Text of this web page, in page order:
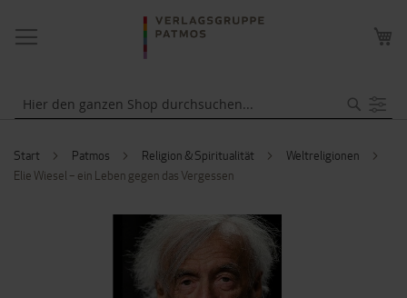
NAVIGATION
UMSCHALTEN
Start Patmos Religion & Spiritualität
Weltreligionen
Elie Wiesel – ein Leben gegen das Vergessen
ZUM
ENDE
BILDERGALERIE
SPRINGEN